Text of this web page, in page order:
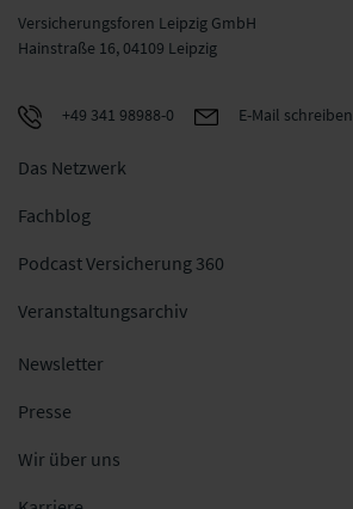
Versicherungsforen Leipzig GmbH
Hainstraße 16, 04109 Leipzig
+49 341 98988-0 E-Mail schreiben
Das Netzwerk
Fachblog
Podcast Versicherung 360
Veranstaltungsarchiv
Newsletter
Presse
Wir über uns